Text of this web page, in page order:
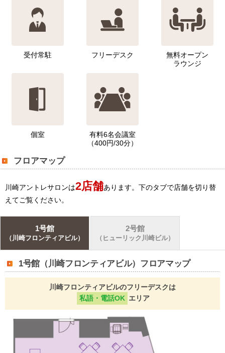
受付常駐 フリーデスク
無料オープン
ラウンジ
個室
有料6名会議室
（400円/30分）
フロアマップ
川崎アントレサロンは2店舗あります。下のタブで店舗を切り替
えてご覧ください。
1号館
（川崎フロンティアビル）
2号館
（ヒューリック川崎ビル）
1号館（川崎フロンティアビル）フロアマップ
川崎フロンティアビルのフリーデスクは
私語・電話OK エリア